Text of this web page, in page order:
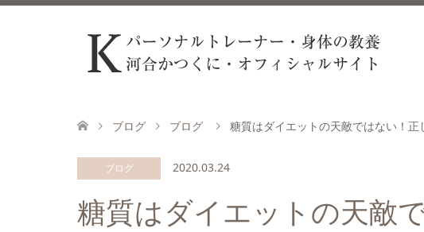
ブログ ブログ 糖質はダイエットの天敵ではない！正
ブログ 2020.03.24
糖質はダイエットの天敵